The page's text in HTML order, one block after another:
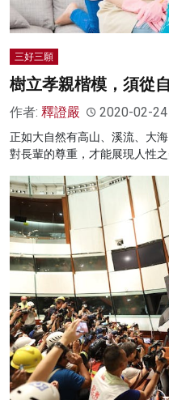
三好三願
樹立孝親楷模，須從
作者: 釋證嚴 2020-02-24
正如大自然有高山、溪流、大
對長輩的尊重，才能展現人性之